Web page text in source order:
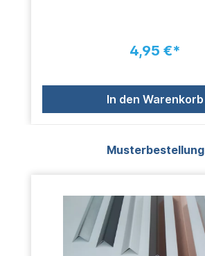
4,95 €*
In den Warenkorb
Produktgalerie überspringen
Musterbestellung